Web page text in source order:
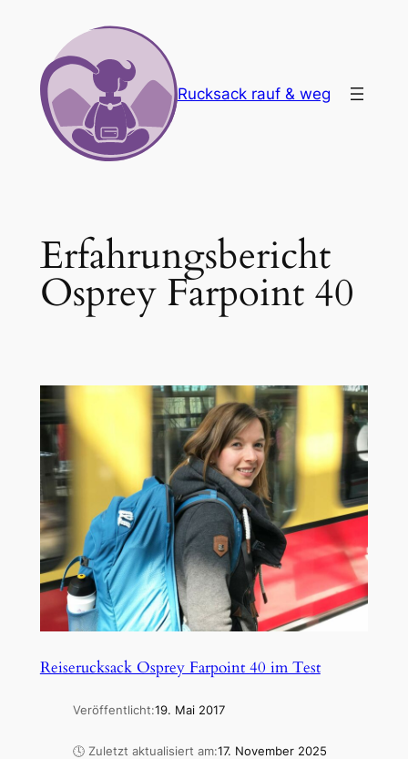
springen
Rucksack rauf & weg
Erfahrungsbericht
Osprey Farpoint 40
Reiserucksack Osprey Farpoint 40 im Test
Veröffentlicht:19. Mai 2017
🕓 Zuletzt aktualisiert am:17. November 2025